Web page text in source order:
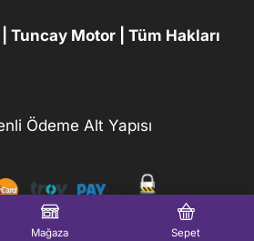
Mağaza Sepet
Motor | Tüm Hakları
Ödeme Alt Yapısı